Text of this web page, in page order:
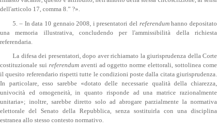
dell'articolo 17, comma 8.” ?».
5. – In data 10 gennaio 2008, i presentatori del referendumhanno depositato
una memoria illustrativa, concludendo per l'ammissibilità della richiesta
referendaria.
La difesa dei presentatori, dopo aver richiamato la giurisprudenza della Corte
costituzionale sui referendumaventi ad oggetto norme elettorali, sottolinea come
il quesito referendario rispetti tutte le condizioni poste dalla citata giurisprudenza.
In particolare, esso sarebbe «dotato delle necessarie qualità della chiarezza,
univocità ed omogeneità, in quanto risponde ad una matrice razionalmente
unitaria»; inoltre, sarebbe diretto solo ad abrogare parzialmente la normativa
elettorale del Senato della Repubblica, senza sostituirla con una disciplina
estranea allo stesso contesto normativo.